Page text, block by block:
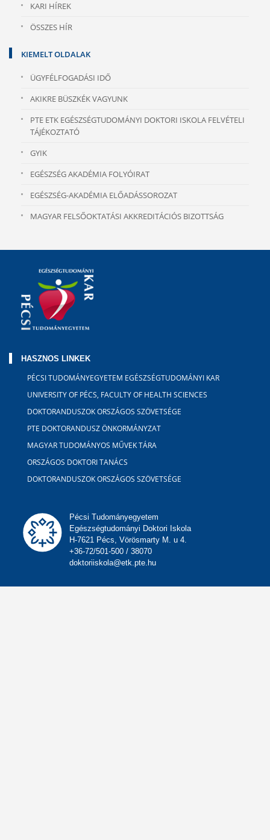
KARI HÍREK
ÖSSZES HÍR
KIEMELT OLDALAK
ÜGYFÉLFOGADÁSI IDŐ
AKIKRE BÜSZKÉK VAGYUNK
PTE ETK EGÉSZSÉGTUDOMÁNYI DOKTORI ISKOLA FELVÉTELI
TÁJÉKOZTATÓ
GYIK
EGÉSZSÉG AKADÉMIA FOLYÓIRAT
EGÉSZSÉG-AKADÉMIA ELŐADÁSSOROZAT
MAGYAR FELSŐOKTATÁSI AKKREDITÁCIÓS BIZOTTSÁG
HASZNOS LINKEK
PÉCSI TUDOMÁNYEGYETEM EGÉSZSÉGTUDOMÁNYI KAR
UNIVERSITY OF PÉCS, FACULTY OF HEALTH SCIENCES
DOKTORANDUSZOK ORSZÁGOS SZÖVETSÉGE
PTE DOKTORANDUSZ ÖNKORMÁNYZAT
MAGYAR TUDOMÁNYOS MŰVEK TÁRA
ORSZÁGOS DOKTORI TANÁCS
DOKTORANDUSZOK ORSZÁGOS SZÖVETSÉGE
Pécsi Tudományegyetem
Egészségtudományi Doktori Iskola
H-7621 Pécs, Vörösmarty M. u 4.
+36-72/501-500 / 38070
doktoriiskola@etk.pte.hu